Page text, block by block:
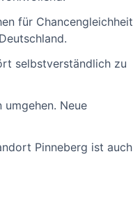
für Chancengleichheit
selbstverständlich zu
Neue
Pinneberg ist auch